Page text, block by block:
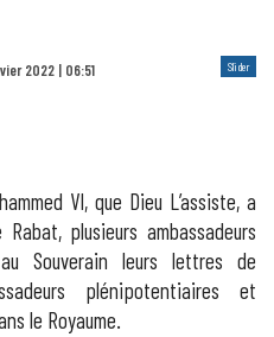
Slider
2022 | 06:51
VI, que Dieu L’assiste, a
plusieurs ambassadeurs
Souverain leurs lettres de
plénipotentiaires et
le Royaume.